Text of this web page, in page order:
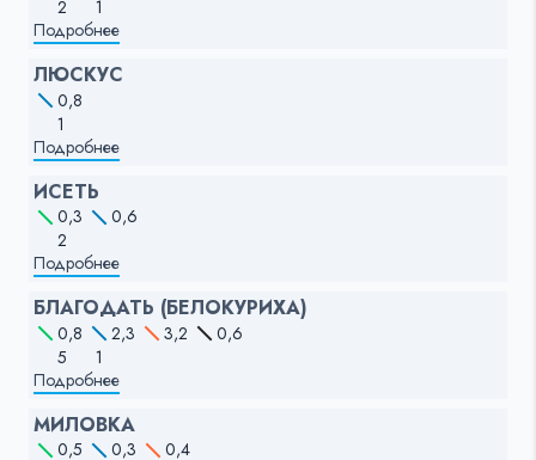
2
1
Подробнее
ЛЮСКУС
0,8
1
Подробнее
ИСЕТЬ
0,3
0,6
2
Подробнее
БЛАГОДАТЬ (БЕЛОКУРИХА)
0,8 2,3 3,2
0,6
5
1
Подробнее
МИЛОВКА
0,5 0,3
0,4